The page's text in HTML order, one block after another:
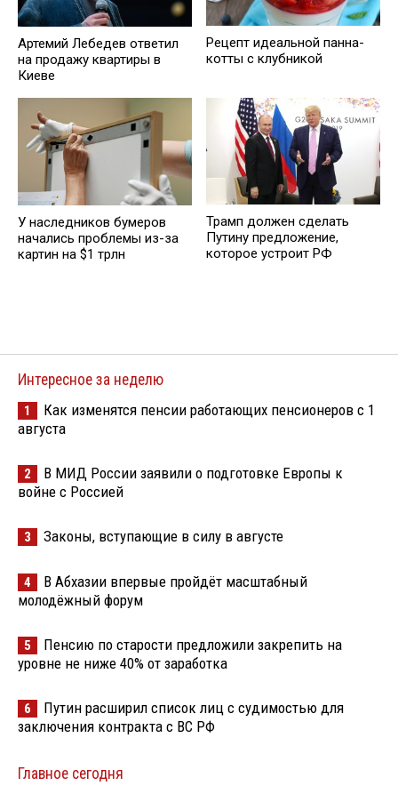
Артемий Лебедев ответил
на продажу квартиры в
Киеве
Рецепт идеальной панна-
котты с клубникой
У наследников бумеров
начались проблемы из-за
картин на $1 трлн
Трамп должен сделать
Путину предложение,
которое устроит РФ
Интересное за неделю
1
Как изменятся пенсии работающих пенсионеров с 1
августа
2
В МИД России заявили о подготовке Европы к
войне с Россией
3 Законы, вступающие в силу в августе
4
В Абхазии впервые пройдёт масштабный
молодёжный форум
5
Пенсию по старости предложили закрепить на
уровне не ниже 40% от заработка
6
Путин расширил список лиц с судимостью для
заключения контракта с ВС РФ
Главное сегодня